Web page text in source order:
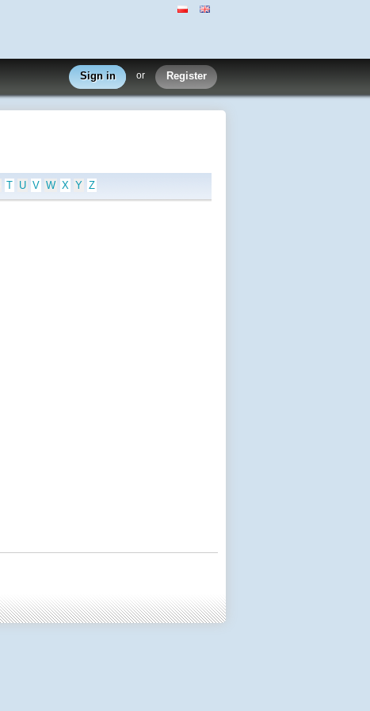
Sign in or Register
T U V W X Y Z